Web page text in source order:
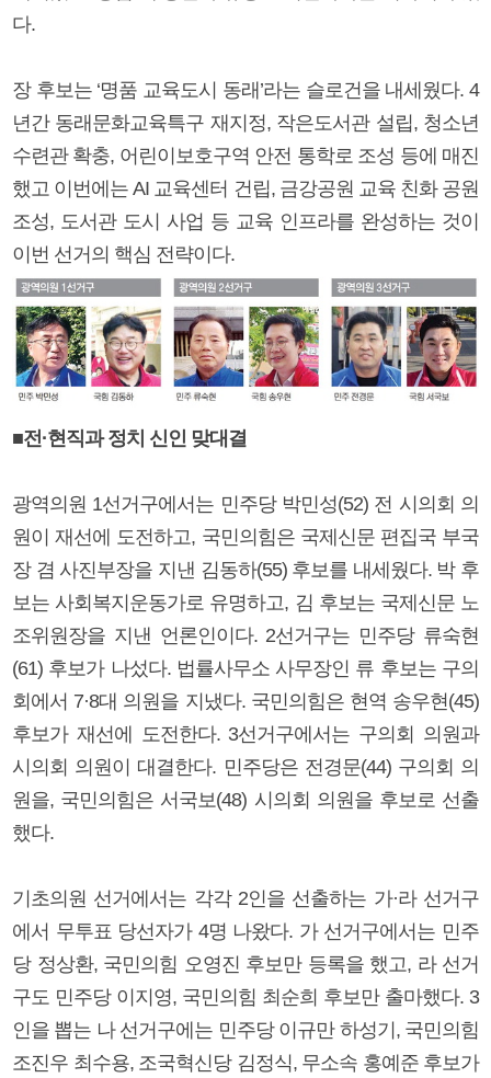
다.
장 후보는 ‘명품 교육도시 동래’라는 슬로건을 내세웠다. 4
년간 동래문화교육특구 재지정, 작은도서관 설립, 청소년
수련관 확충, 어린이보호구역 안전 통학로 조성 등에 매진
했고 이번에는 AI 교육센터 건립, 금강공원 교육 친화 공원
조성, 도서관 도시 사업 등 교육 인프라를 완성하는 것이
이번 선거의 핵심 전략이다.
■전·현직과 정치 신인 맞대결
광역의원 1선거구에서는 민주당 박민성(52) 전 시의회 의
원이 재선에 도전하고, 국민의힘은 국제신문 편집국 부국
장 겸 사진부장을 지낸 김동하(55) 후보를 내세웠다. 박 후
보는 사회복지운동가로 유명하고, 김 후보는 국제신문 노
조위원장을 지낸 언론인이다. 2선거구는 민주당 류숙현
(61) 후보가 나섰다. 법률사무소 사무장인 류 후보는 구의
회에서 7·8대 의원을 지냈다. 국민의힘은 현역 송우현(45)
후보가 재선에 도전한다. 3선거구에서는 구의회 의원과
시의회 의원이 대결한다. 민주당은 전경문(44) 구의회 의
원을, 국민의힘은 서국보(48) 시의회 의원을 후보로 선출
했다.
기초의원 선거에서는 각각 2인을 선출하는 가·라 선거구
에서 무투표 당선자가 4명 나왔다. 가 선거구에서는 민주
당 정상환, 국민의힘 오영진 후보만 등록을 했고, 라 선거
구도 민주당 이지영, 국민의힘 최순희 후보만 출마했다. 3
인을 뽑는 나 선거구에는 민주당 이규만 하성기, 국민의힘
조진우 최수용, 조국혁신당 김정식, 무소속 홍예준 후보가